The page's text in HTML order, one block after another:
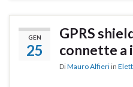
GEN
25
GPRS
connette a
DiMauro Alfieri in